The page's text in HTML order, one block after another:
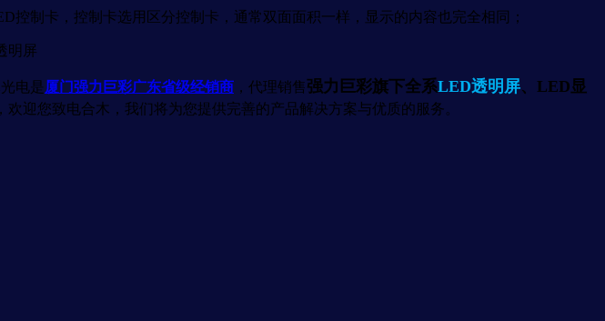
制卡，控制卡选用区分控制卡，通常双面面积一样，显示的内容也完全相同；
电是 厦门强力巨彩广东省级经销商 ，代理销售强力巨彩旗下全系LED透明屏、LED显
迎您致电合木，我们将为您提供完善的产品解决方案与优质的服务。